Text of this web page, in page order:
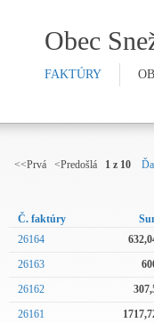
Obec
FAKTÚRY
<<Prvá <Predošlá 1 z 10
Č. faktúry
26164
26163
26162
26161